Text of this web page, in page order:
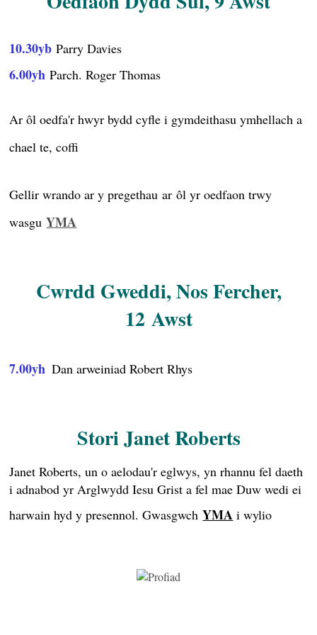
Sianel YouTube
2025
2024
2020
2011
10.30yb Parry Davies
6.00yh Parch. Roger Thomas
Arôl oedfa'r hwyr bydd cyfle i gymdeithasu ymhellach a
chael te, coffi
Gellir wrando ar y pregethauarôl yr oedfaon trwy
wasgu YMA
Cwrdd Gweddi, Nos Fercher,
12 Awst
7.00yh Dan arweiniad Robert Rhys
Stori Janet Roberts
Janet Roberts, un o aelodau'r eglwys, yn rhannu fel daeth
i adnabod yr Arglwydd Iesu Grist a fel mae Duw wedi ei
harwain hyd y presennol. Gwasgwch YMA i wylio